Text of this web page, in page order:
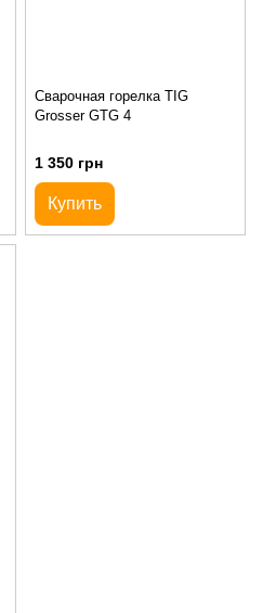
Сварочная горелка TIG
Grosser GTG 4
1 350 грн
Купить